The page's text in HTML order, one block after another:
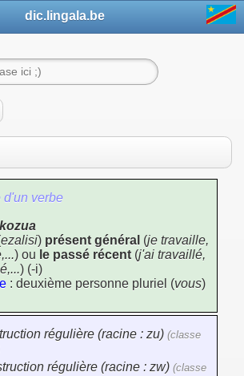
dic.lingala.be
d'un verbe
kozua
ezalisi) présent général (je travaille,
) ou le passé récent (j'ai travaillé,
) (-i)
: deuxième personne pluriel (vous)
régulière (racine : zu) (classe
régulière (racine : zw) (classe